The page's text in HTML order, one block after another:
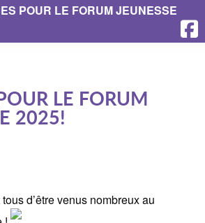
POUR LE FORUM JEUNESSE
LE FORUM
2025!
d’être venus nombreux au